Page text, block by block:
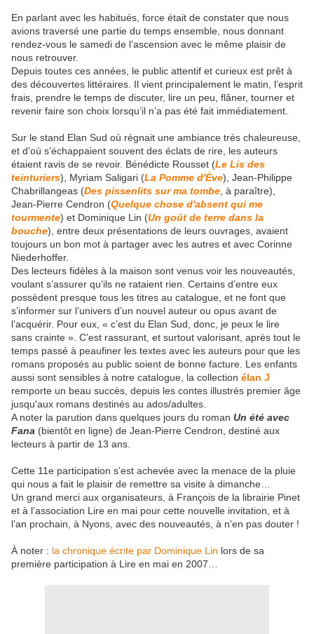
En parlant avec les habitués, force était de constater que nous
avions traversé une partie du temps ensemble, nous donnant
rendez-vous le samedi de l’ascension avec le même plaisir de
nous retrouver.
Depuis toutes ces années, le public attentif et curieux est prêt à
des découvertes littéraires. Il vient principalement le matin, l’esprit
frais, prendre le temps de discuter, lire un peu, flâner, tourner et
revenir faire son choix lorsqu’il n’a pas été fait immédiatement.
Sur le stand Elan Sud où régnait une ambiance très chaleureuse,
et d’où s’échappaient souvent des éclats de rire, les auteurs
étaient ravis de se revoir. Bénédicte Rousset (Le Lis des
teinturiers), Myriam Saligari (La Pomme d'Ève), Jean-Philippe
Chabrillangeas (Des pissenlits sur ma tombe , à paraître),
Jean-Pierre Cendron (Quelque chose d'absent qui me
tourmente) et Dominique Lin (Un goût de terre dans la
bouche), entre deux présentations de leurs ouvrages, avaient
toujours un bon mot à partager avec les autres et avec Corinne
Niederhoffer.
Des lecteurs fidèles à la maison sont venus voir les nouveautés,
voulant s’assurer qu’ils ne rataient rien. Certains d’entre eux
possèdent presque tous les titres au catalogue, et ne font que
s’informer sur l’univers d’un nouvel auteur ou opus avant de
l’acquérir. Pour eux, « c’est du Elan Sud, donc, je peux le lire
sans crainte ». C’est rassurant, et surtout valorisant, après tout le
temps passé à peaufiner les textes avec les auteurs pour que les
romans proposés au public soient de bonne facture. Les enfants
aussi sont sensibles à notre catalogue, la collection élan J
remporte un beau succès, depuis les contes illustrés premier âge
jusqu'aux romans destinés au ados/adultes.
A noter la parution dans quelques jours du roman Un été avec
Fana (bientôt en ligne) de Jean-Pierre Cendron, destiné aux
lecteurs à partir de 13 ans.
Cette 11e participation s’est achevée avec la menace de la pluie
qui nous a fait le plaisir de remettre sa visite à dimanche…
Un grand merci aux organisateurs, à François de la librairie Pinet
et à l’association Lire en mai pour cette nouvelle invitation, et à
l’an prochain, à Nyons, avec des nouveautés, à n’en pas douter !
À noter : la chronique écrite par Dominique Lin lors de sa
première participation à Lire en mai en 2007…